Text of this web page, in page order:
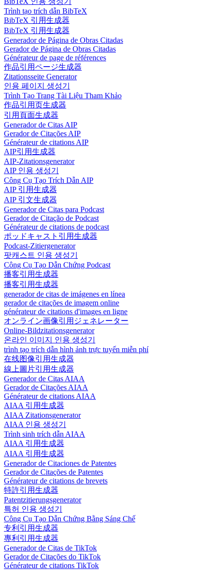
Trình tạo trích dẫn BibTeX
BibTeX 引用生成器
BibTeX 引用生成器
Generador de Página de Obras Citadas
Gerador de Página de Obras Citadas
Générateur de page de références
作品引用ページ生成器
Zitationsseite Generator
인용 페이지 생성기
Trình Tạo Trang Tài Liệu Tham Khảo
作品引用页生成器
引用頁面生成器
Generador de Citas AIP
Gerador de Citações AIP
Générateur de citations AIP
AIP引用生成器
AIP-Zitationsgenerator
AIP 인용 생성기
Công Cụ Tạo Trích Dẫn AIP
AIP 引用生成器
AIP 引文生成器
Generador de Citas para Podcast
Gerador de Citação de Podcast
Générateur de citations de podcast
ポッドキャスト引用生成器
Podcast-Zitiergenerator
팟캐스트 인용 생성기
Công Cụ Tạo Dẫn Chứng Podcast
播客引用生成器
播客引用生成器
generador de citas de imágenes en línea
gerador de citações de imagem online
générateur de citations d'images en ligne
オンライン画像引用ジェネレーター
Online-Bildzitationsgenerator
온라인 이미지 인용 생성기
trình tạo trích dẫn hình ảnh trực tuyến miễn phí
在线图像引用生成器
線上圖片引用生成器
Generador de Citas AIAA
Gerador de Citações AIAA
Générateur de citations AIAA
AIAA 引用生成器
AIAA Zitationsgenerator
AIAA 인용 생성기
Trình sinh trích dẫn AIAA
AIAA 引用生成器
AIAA 引用生成器
Generador de Citaciones de Patentes
Gerador de Citações de Patentes
Générateur de citations de brevets
特許引用生成器
Patentzitierungsgenerator
특허 인용 생성기
Công Cụ Tạo Dẫn Chứng Bằng Sáng Chế
专利引用生成器
專利引用生成器
Generador de Citas de TikTok
Gerador de Citações do TikTok
Générateur de citations TikTok